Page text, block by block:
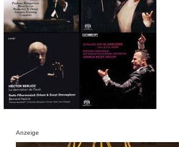
Anzeige